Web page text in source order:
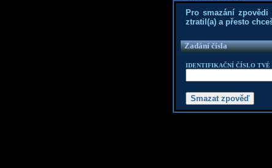
Pro smazání
ztratil(a) a přesto
Zadání čísla
IDENTIFIKAČNÍ ČÍSLO TVÉ